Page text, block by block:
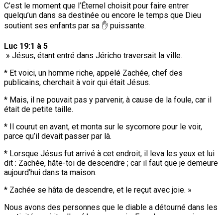
C’est le moment que l’Éternel choisit pour faire entrer
quelqu’un dans sa destinée ou encore le temps que Dieu
soutient ses enfants par sa ✋ puissante.
Luc 19:1 à 5
» Jésus, étant entré dans Jéricho traversait la ville.
* Et voici, un homme riche, appelé Zachée, chef des
publicains, cherchait à voir qui était Jésus.
* Mais, il ne pouvait pas y parvenir, à cause de la foule, car il
était de petite taille.
* Il courut en avant, et monta sur le sycomore pour le voir,
parce qu’il devait passer par là.
* Lorsque Jésus fut arrivé à cet endroit, il leva les yeux et lui
dit : Zachée, hâte-toi de descendre ; car il faut que je demeure
aujourd’hui dans ta maison.
* Zachée se hâta de descendre, et le reçut avec joie. »
Nous avons des personnes que le diable a détourné dans les